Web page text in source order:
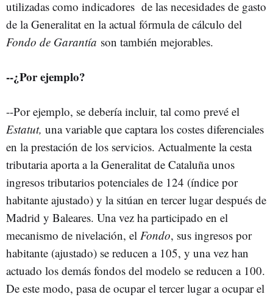
utilizadas como indicadores de las necesidades de gasto
de la Generalitat en la actual fórmula de cálculo del
Fondo de Garantía son también mejorables.
--¿Por ejemplo?
--Por ejemplo, se debería incluir, tal como prevé el
Estatut, una variable que captara los costes diferenciales
en la prestación de los servicios. Actualmente la cesta
tributaria aporta a la Generalitat de Cataluña unos
ingresos tributarios potenciales de 124 (índice por
habitante ajustado) y la sitúan en tercer lugar después de
Madrid y Baleares. Una vez ha participado en el
mecanismo de nivelación, el Fondo, sus ingresos por
habitante (ajustado) se reducen a 105, y una vez han
actuado los demás fondos del modelo se reducen a 100.
De este modo, pasa de ocupar el tercer lugar a ocupar el